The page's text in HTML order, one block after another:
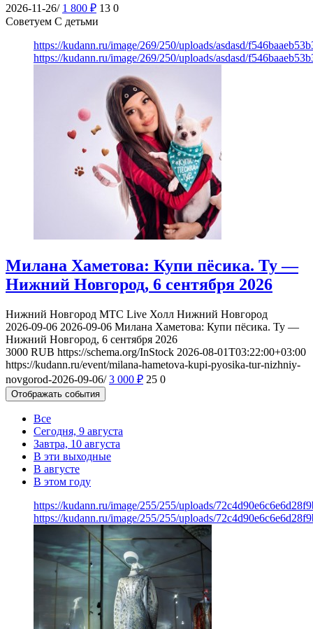
2026-11-26/ 1 800 ₽ 13 0
Советуем С детьми
https://kudann.ru/image/269/250/uploads/asdasd/
https://kudann.ru/image/269/250/uploads/asdasd/
Милана Хаметова: Купи пёсика. Ту —
Нижний Новгород, 6 сентября 2026
Нижний Новгород МТС Live Холл Нижний Новгород
2026-09-06 2026-09-06 Милана Хаметова: Купи пёсика. Ту —
Нижний Новгород, 6 сентября 2026
3000 RUB https://schema.org/InStock 2026-08-01T03:22:00+03:00
https://kudann.ru/event/milana-hametova-kupi-pyosika-tur-nizhniy-
novgorod-2026-09-06/ 3 000 ₽ 25 0
Отображать события
Все
Сегодня, 9 августа
Завтра, 10 августа
В эти выходные
В августе
В этом году
https://kudann.ru/image/255/255/uploads/
https://kudann.ru/image/255/255/uploads/